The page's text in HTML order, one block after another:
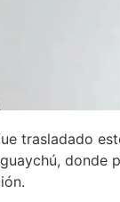
trasladado
donde